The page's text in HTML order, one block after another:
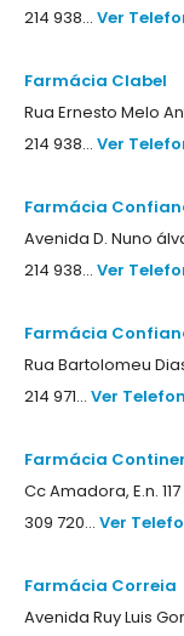
214 938... Ver
Farmácia Clabel
Rua Ernesto Melo
214 938... Ver
Farmácia
Avenida D. Nuno
214 938... Ver
Farmácia
Rua Bartolomeu
214 971... Ver
Farmácia
Cc Amadora, E.n.
309 720... Ver
Farmácia Correia
Avenida Ruy Luis